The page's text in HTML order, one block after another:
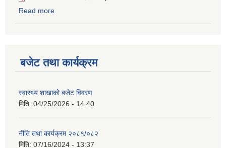
Read more
बजेट तथा कार्यक्रम
स्वास्थ्य शाखाको बजेट विवरण
मिति: 04/25/2026 - 14:40
नीति तथा कार्यक्रम २०८१/०८२
मिति: 07/16/2024 - 13:37